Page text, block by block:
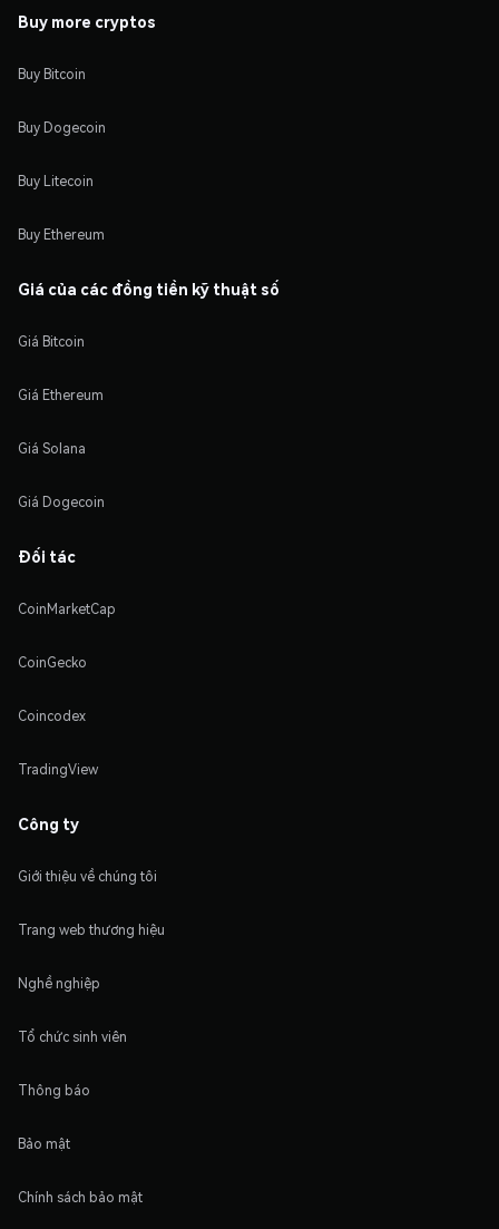
Buy more cryptos
Buy Bitcoin
Buy Dogecoin
Buy Litecoin
Buy Ethereum
Giá của các đồng tiền kỹ thuật số
Giá Bitcoin
Giá Ethereum
Giá Solana
Giá Dogecoin
Đối tác
CoinMarketCap
CoinGecko
Coincodex
TradingView
Công ty
Giới thiệu về chúng tôi
Trang web thương hiệu
Nghề nghiệp
Tổ chức sinh viên
Thông báo
Bảo mật
Chính sách bảo mật